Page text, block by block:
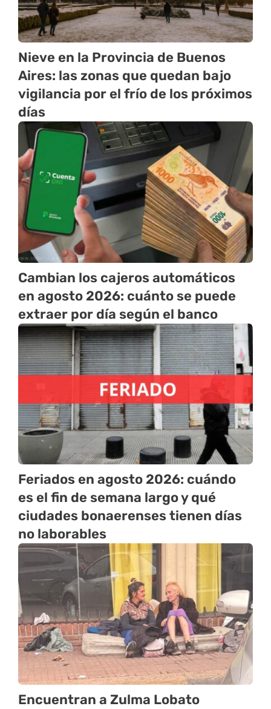
Nieve en la Provincia de Buenos
Aires: las zonas que quedan bajo
vigilancia por el frío de los próximos
días
Cambian los cajeros automáticos
en agosto 2026: cuánto se puede
extraer por día según el banco
Feriados en agosto 2026: cuándo
es el fin de semana largo y qué
ciudades bonaerenses tienen días
no laborables
Encuentran a Zulma Lobato